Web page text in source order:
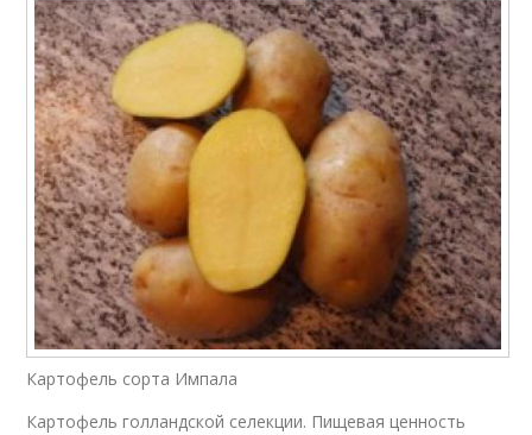
Картофель сорта Импала
Картофель голландской селекции. Пищевая ценность